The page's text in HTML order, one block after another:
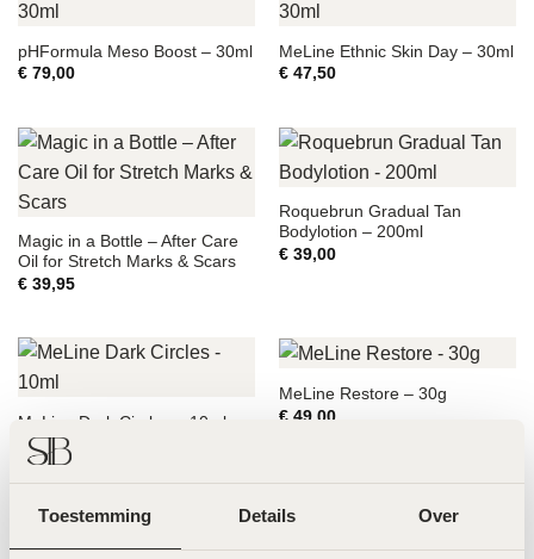
Toestemming Details Over
pHFormula Meso Boost – 30ml
€79,00
MeLine Ethnic Skin Day – 30ml
€47,50
Magic in a Bottle – After Care
Oil for Stretch Marks & Scars
€39,95
Roquebrun Gradual Tan
Bodylotion – 200ml
€39,00
MeLine Dark Circles – 10ml
99,00
MeLine Restore – 30g
€49,00